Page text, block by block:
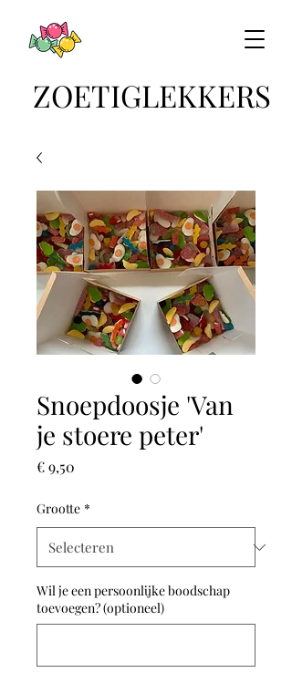
ZOETIGLEKKERS
Snoepdoosje 'Van
je stoere peter'
€ 9,50
Grootte *
Wil je een persoonlijke boodschap
toevoegen? (optioneel)